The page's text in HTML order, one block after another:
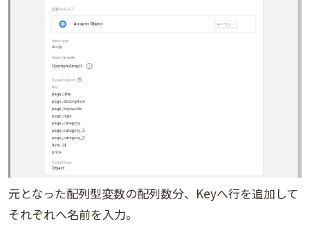
元となった配列型変数の配列数分、Keyへ行を追加して
それぞれへ名前を入力。